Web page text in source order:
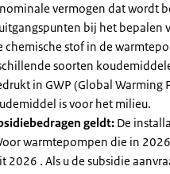
vermogen dat wordt
bij het bepalen
chemische stof in de
soorten
in GWP (Global
is voor het milieu.
geldt: De
warmtepompen die in
2026 . Als u de subsidie